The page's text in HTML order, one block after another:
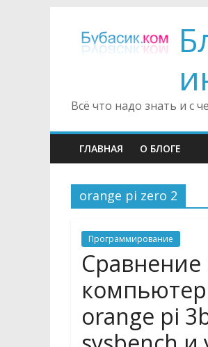
Всё что надо знать и с
ГЛАВНАЯ О БЛОГЕ
orange pi zero 2
Программирование
orange pi